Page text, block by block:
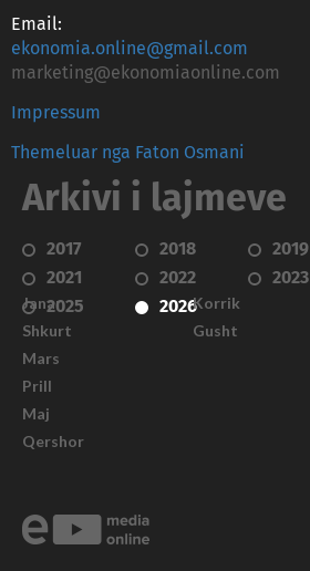
Email:
ekonomia.online@gmail.com
marketing@ekonomiaonline.com
Impressum
Themeluar nga Faton Osmani
Arkivi i lajmeve
2017 2018 2019
2021
2022 2023
2025
2026
Janar
Shkurt
Mars
Prill
Maj
Qershor
Korrik
Gusht